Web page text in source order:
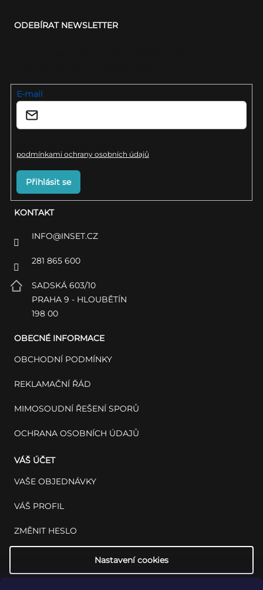
KONTAKT
INFO@INSET.CZ
281 865 600
SADSKÁ 603/10
PRAHA 9 - HLOUBĚTÍN
198 00
OBECNÉ INFORMACE
OBCHODNÍ PODMÍNKY
REKLAMAČNÍ ŘÁD
MIMOSOUDNÍ ŘEŠENÍ SPORŮ
OCHRANA OSOBNÍCH ÚDAJŮ
VÁŠ ÚČET
VAŠE OBJEDNÁVKY
VÁŠ PROFIL
ZMĚNIT HESLO
Nastavení cookies
ODEBÍRAT NEWSLETTER
E-mail
podmínkami ochrany osobních údajů
Přihlásit se